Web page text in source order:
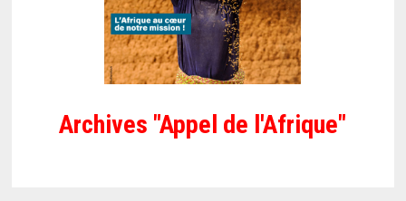
Archives "Appel de l'Afrique"